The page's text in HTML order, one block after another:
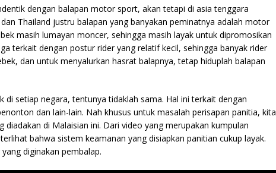
dengan balapan motor sport, akan tetapi di asia tenggara
Thailand justru balapan yang banyakan peminatnya adalah motor
masih lumayan moncer, sehingga masih layak untuk dipromosikan
terkait dengan postur rider yang relatif kecil, sehingga banyak rider
dan untuk menyalurkan hasrat balapnya, tetap hiduplah balapan
di setiap negara, tentunya tidaklah sama. Hal ini terkait dengan
dan lain-lain. Nah khusus untuk masalah perisapan panitia, kita
diadakan di Malaisian ini. Dari video yang merupakan kumpulan
bahwa sistem keamanan yang disiapkan panitian cukup layak.
diginakan pembalap.